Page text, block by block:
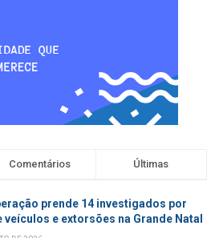
Comentários Últimas
prende 14 investigados por
veículos e extorsões na Grande Natal